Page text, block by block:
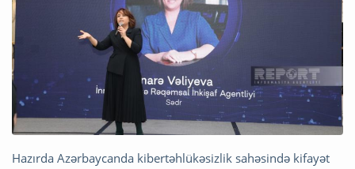
Hazırda Azərbaycanda kibertəhlükəsizlik sahəsində kifayət